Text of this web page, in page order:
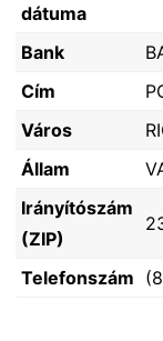
dátuma
Bank
Cím
Város
Állam
Irányítószám
(ZIP)
Telefonszám